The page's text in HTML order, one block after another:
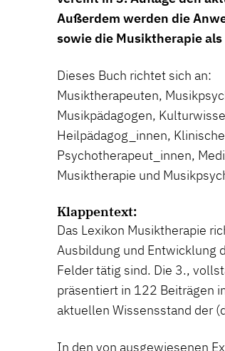
Außerdem werden die
sowie die Musiktherapie
Dieses Buch richtet sich an:
Musiktherapeuten,
Musikpädagogen,
Heilpädagog_innen,
Psychotherapeut_innen,
Musiktherapie und
Klappentext:
Das Lexikon Musiktherapie
Ausbildung und Entwicklung
Felder tätig sind. Die 3.,
präsentiert in 122 Beiträgen
aktuellen Wissensstand der
In den von ausgewiesenen